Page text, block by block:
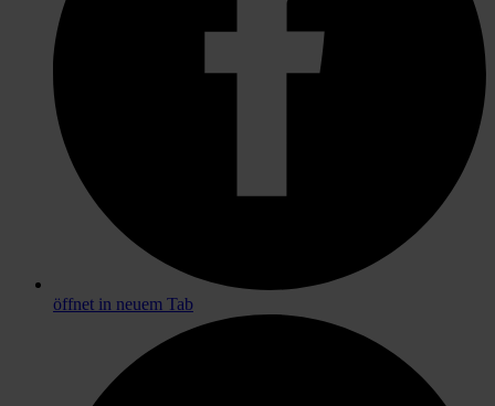
öffnet in neuem Tab